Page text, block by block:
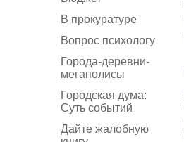
В прокуратуре
Вопрос психологу
Города-деревни-
мегаполисы
Городская дума:
Суть событий
Дайте жалобную